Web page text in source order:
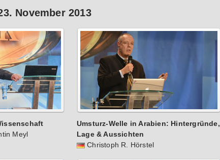
November 2013
Meyl
Umsturz-Welle in Arabien: Hintergründe,
Lage & Aussichten
Christoph R. Hörstel